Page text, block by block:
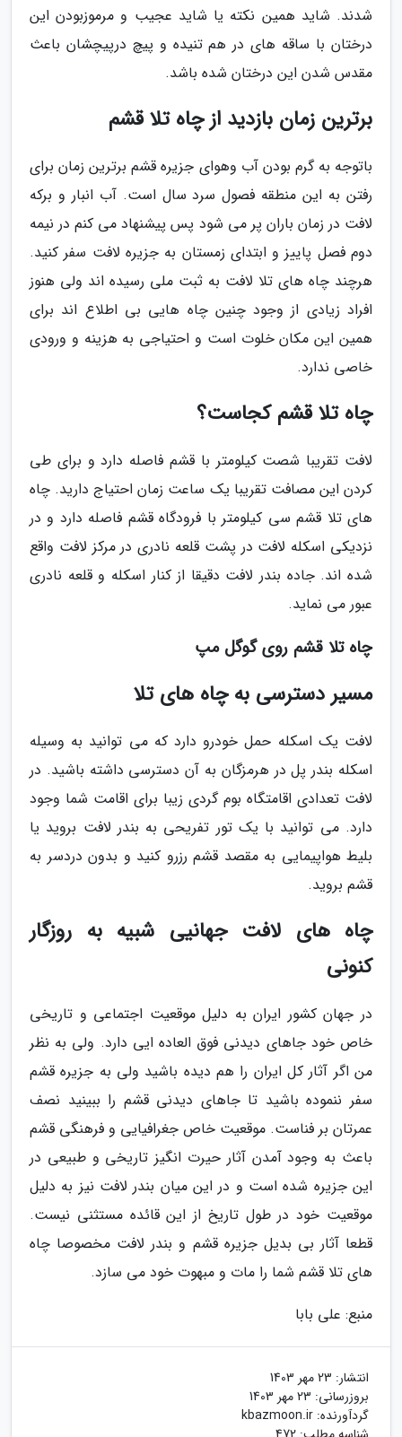
شدند. شاید همین نکته یا شاید عجیب و مرموزبودن این
درختان با ساقه های در هم تنیده و پیچ درپیچشان باعث
مقدس شدن این درختان شده باشد.
برترین زمان بازدید از چاه تلا قشم
باتوجه به گرم بودن آب وهوای جزیره قشم برترین زمان برای
رفتن به این منطقه فصول سرد سال است. آب انبار و برکه
لافت در زمان باران پر می شود پس پیشنهاد می کنم در نیمه
دوم فصل پاییز و ابتدای زمستان به جزیره لافت سفر کنید.
هرچند چاه های تلا لافت به ثبت ملی رسیده اند ولی هنوز
افراد زیادی از وجود چنین چاه هایی بی اطلاع اند برای
همین این مکان خلوت است و احتیاجی به هزینه و ورودی
خاصی ندارد.
چاه تلا قشم کجاست؟
لافت تقریبا شصت کیلومتر با قشم فاصله دارد و برای طی
کردن این مصافت تقریبا یک ساعت زمان احتیاج دارید. چاه
های تلا قشم سی کیلومتر با فرودگاه قشم فاصله دارد و در
نزدیکی اسکله لافت در پشت قلعه نادری در مرکز لافت واقع
شده اند. جاده بندر لافت دقیقا از کنار اسکله و قلعه نادری
عبور می نماید.
چاه تلا قشم روی گوگل مپ
مسیر دسترسی به چاه های تلا
لافت یک اسکله حمل خودرو دارد که می توانید به وسیله
اسکله بندر پل در هرمزگان به آن دسترسی داشته باشید. در
لافت تعدادی اقامتگاه بوم گردی زیبا برای اقامت شما وجود
دارد. می توانید با یک تور تفریحی به بندر لافت بروید یا
بلیط هواپیمایی به مقصد قشم رزرو کنید و بدون دردسر به
قشم بروید.
چاه های لافت جهانیی شبیه به روزگار
کنونی
در جهان کشور ایران به دلیل موقعیت اجتماعی و تاریخی
خاص خود جاهای دیدنی فوق العاده ایی دارد. ولی به نظر
من اگر آثار کل ایران را هم دیده باشید ولی به جزیره قشم
سفر ننموده باشید تا جاهای دیدنی قشم را ببینید نصف
عمرتان بر فناست. موقعیت خاص جغرافیایی و فرهنگی قشم
باعث به وجود آمدن آثار حیرت انگیز تاریخی و طبیعی در
این جزیره شده است و در این میان بندر لافت نیز به دلیل
موقعیت خود در طول تاریخ از این قائده مستثنی نیست.
قطعا آثار بی بدیل جزیره قشم و بندر لافت مخصوصا چاه
های تلا قشم شما را مات و مبهوت خود می سازد.
منبع: علی بابا
انتشار: 23 مهر 1403
بروزرسانی: 23 مهر 1403
گردآورنده: kbazmoon.ir